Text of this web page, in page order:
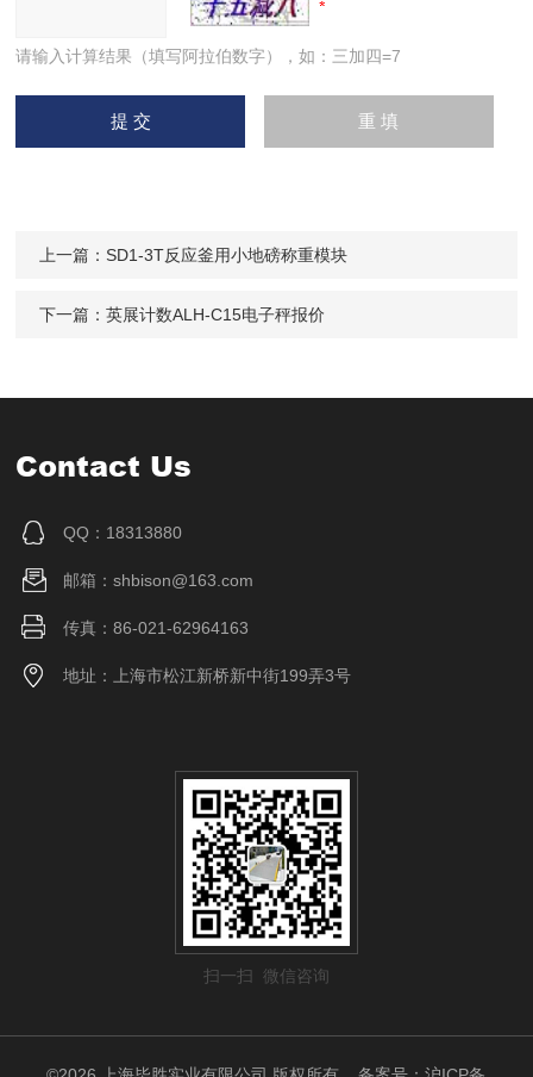
请输入计算结果（填写阿拉伯数字），如：三加四=7
上一篇： SD1-3T反应釜用小地磅称重模块
下一篇：英展计数ALH-C15电子秤报价
Contact Us
QQ：18313880
邮箱：shbison@163.com
传真：86-021-62964163
地址：上海市松江新桥新中街199弄3号
扫一扫 微信咨询